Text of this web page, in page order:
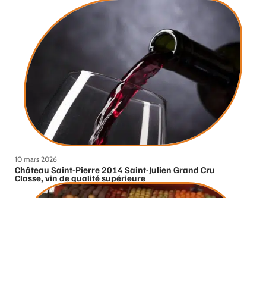
10 mars 2026
Château Saint-Pierre 2014 Saint-Julien Grand Cru
Classe, vin de qualité supérieure